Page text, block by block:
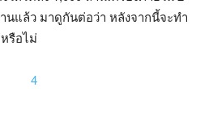
นแล้ว มาดูกันต่อว่า หลังจากนี้จะทำ
รือไม่